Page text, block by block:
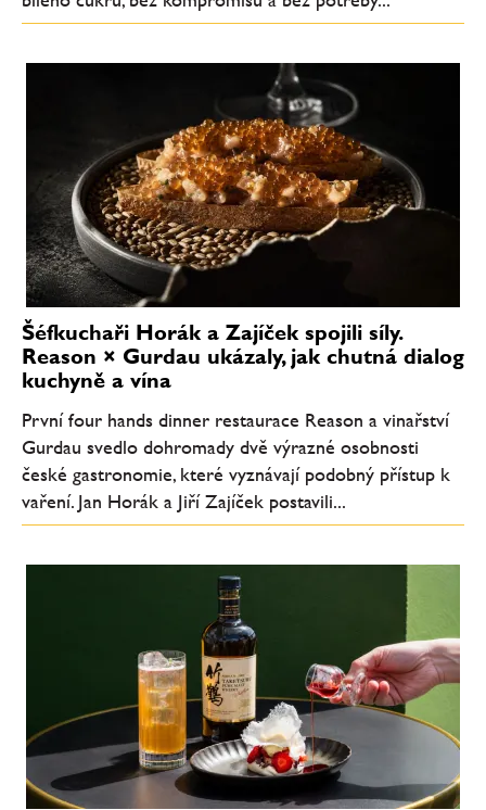
Šéfkuchaři Horák a Zajíček spojili síly.
Reason × Gurdau ukázaly, jak chutná dialog
kuchyně a vína
První four hands dinner restaurace Reason a vinařství
Gurdau svedlo dohromady dvě výrazné osobnosti
české gastronomie, které vyznávají podobný přístup k
vaření. Jan Horák a Jiří Zajíček postavili...